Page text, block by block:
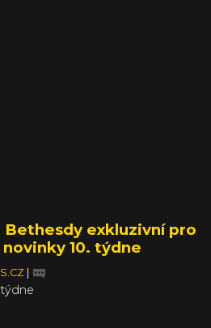
Bethesdy exkluzivní pro
10. týdne